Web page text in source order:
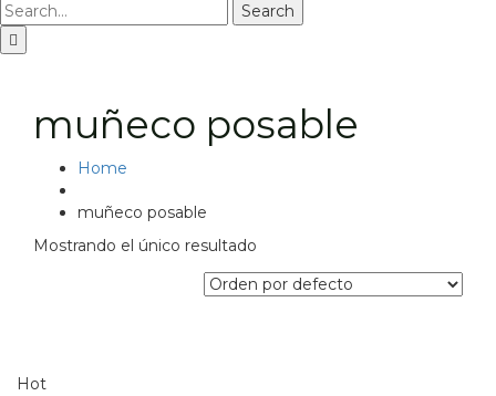
Search
muñeco posable
Home
muñeco posable
Mostrando el único resultado
Hot